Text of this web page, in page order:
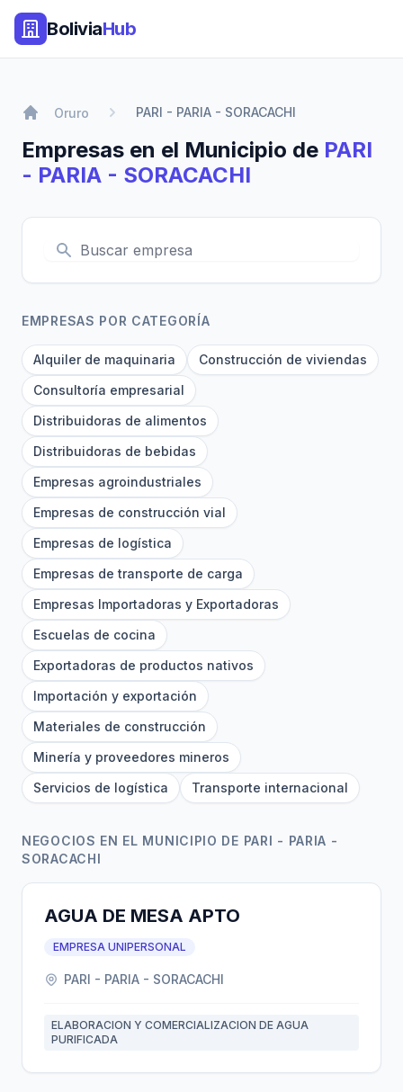
BoliviaHub
Oruro PARI - PARIA - SORACACHI
Empresas en el Municipio de PARI
- PARIA - SORACACHI
EMPRESAS POR CATEGORÍA
Alquiler de maquinaria
Construcción de viviendas
Consultoría empresarial
Distribuidoras de alimentos
Distribuidoras de bebidas
Empresas agroindustriales
Empresas de construcción vial
Empresas de logística
Empresas de transporte de carga
Empresas Importadoras y Exportadoras
Escuelas de cocina
Exportadoras de productos nativos
Importación y exportación
Materiales de construcción
Minería y proveedores mineros
Servicios de logística
Transporte internacional
NEGOCIOS EN EL MUNICIPIO DE PARI - PARIA -
SORACACHI
AGUA DE MESA APTO
EMPRESA UNIPERSONAL
PARI - PARIA - SORACACHI
ELABORACION Y COMERCIALIZACION DE AGUA
PURIFICADA